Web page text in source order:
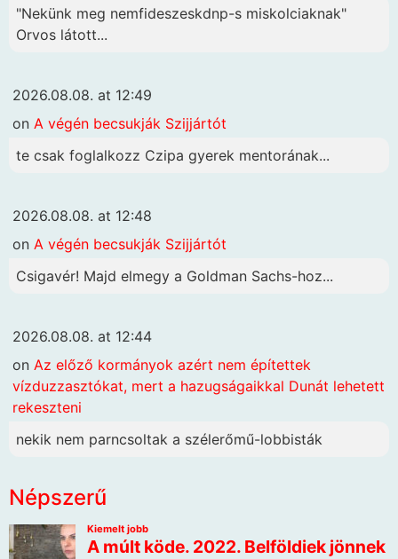
"Nekünk meg nemfideszeskdnp-s miskolciaknak"
Orvos látott...
2026.08.08. at 12:49
on A végén becsukják Szijjártót
te csak foglalkozz Czipa gyerek mentorának...
2026.08.08. at 12:48
on A végén becsukják Szijjártót
Csigavér! Majd elmegy a Goldman Sachs-hoz...
2026.08.08. at 12:44
on Az előző kormányok azért nem építettek
vízduzzasztókat, mert a hazugságaikkal Dunát lehetett
rekeszteni
nekik nem parncsoltak a szélerőmű-lobbisták
Népszerű